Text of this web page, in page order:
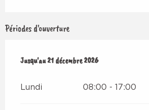
Périodes d'ouverture
Du4 janvier 2026au21 décembre 2026
Jusqu'au21 décembre 2026
Lundi 08:00 - 17:00